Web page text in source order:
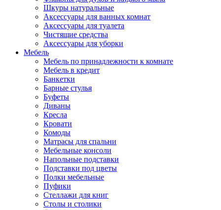
Шкуры натуральные
Аксессуары для ванных комнат
Аксессуары для туалета
Чистящие средства
Аксессуары для уборки
Мебель
Мебель по принадлежности к комнате
Мебель в кредит
Банкетки
Барные стулья
Буфеты
Диваны
Кресла
Кровати
Комоды
Матрасы для спальни
Мебельные консоли
Напольные подставки
Подставки под цветы
Полки мебельные
Пуфики
Стеллажи для книг
Столы и столики